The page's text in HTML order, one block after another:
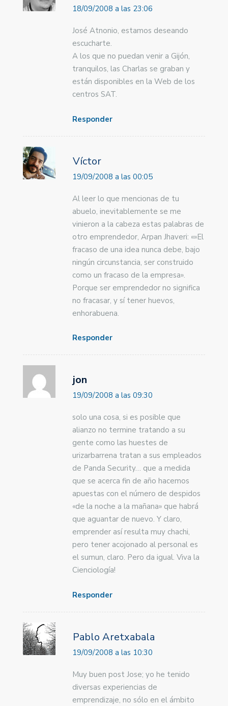
18/09/2008 a las 23:06
José Atnonio, estamos deseando
escucharte.
A los que no puedan venir a Gijón,
tranquilos, las Charlas se graban y
están disponibles en la Web de los
centros SAT.
Responder
Víctor
19/09/2008 a las 00:05
Al leer lo que mencionas de tu
abuelo, inevitablemente se me
vinieron a la cabeza estas palabras de
otro emprendedor, Arpan Jhaveri: «»El
fracaso de una idea nunca debe, bajo
ningún circunstancia, ser construido
como un fracaso de la empresa».
Porque ser emprendedor no significa
no fracasar, y sí tener huevos,
enhorabuena.
Responder
jon
19/09/2008 a las 09:30
solo una cosa, si es posible que
alianzo no termine tratando a su
gente como las huestes de
urizarbarrena tratan a sus empleados
de Panda Security… que a medida
que se acerca fin de año hacemos
apuestas con el número de despidos
«de la noche a la mañana» que habrá
que aguantar de nuevo. Y claro,
emprender así resulta muy chachi,
pero tener acojonado al personal es
el sumun, claro. Pero da igual. Viva la
Cienciología!
Responder
Pablo Aretxabala
19/09/2008 a las 10:30
Muy buen post Jose; yo he tenido
diversas experiencias de
emprendizaje, no sólo en el ámbito